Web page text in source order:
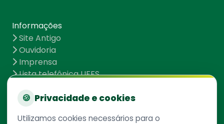
Informações
Site Antigo
Ouvidoria
Imprensa
Lista telefônica UFFS
UFFS contra o Aedes
Mapa do site
🍪 Privacidade e cookies
Utilizamos cookies necessários para o